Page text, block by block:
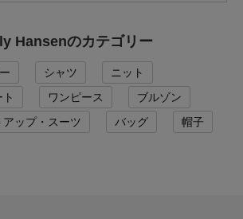
Hansenのカテゴリー
シャツ
ニット
ワンピース
ブルゾン
アップ・スーツ バッグ
帽子